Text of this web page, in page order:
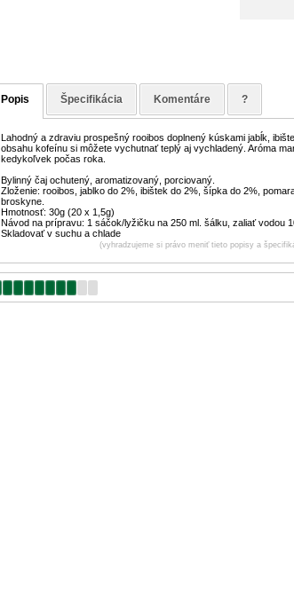
Popis Špecifikácia Komentáre ?
Lahodný a zdraviu prospešný rooibos doplnený kúskami jabĺk,
obsahu kofeínu si môžete vychutnať teplý aj vychladený. Aróma
kedykoľvek počas roka.
Bylinný čaj ochutený, aromatizovaný, porciovaný.
Zloženie: rooibos, jablko do 2%, ibištek do 2%, šípka do 2%,
broskyne.
Hmotnosť: 30g (20 x 1,5g)
Návod na prípravu: 1 sáčok/lyžičku na 250 ml. šálku, zaliať vodou
Skladovať v suchu a chlade
(vyhradzujeme si právo meniť tieto popisy a